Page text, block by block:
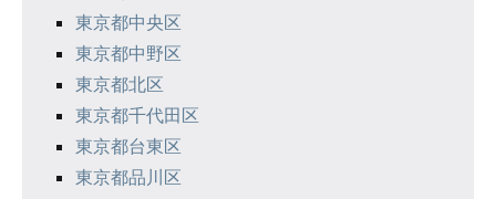
東京都中央区
東京都中野区
東京都北区
東京都千代田区
東京都台東区
東京都品川区